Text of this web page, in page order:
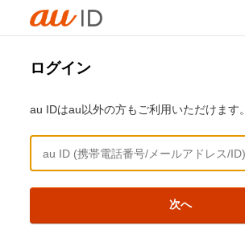
ログイン
au IDはau以外の方もご利用いただけます。
次へ